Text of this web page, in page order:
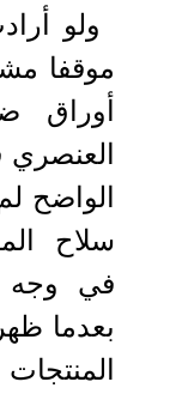
ولو
موقفا
أوراق
العنصري
الواضح
سلاح
في وجه
بعدما